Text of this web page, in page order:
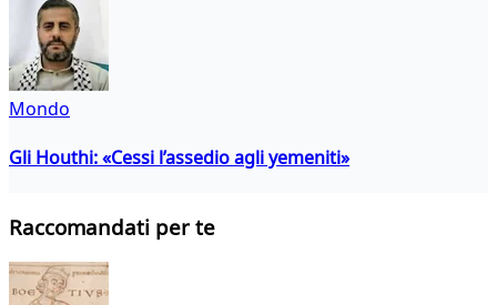
Mondo
Gli Houthi: «Cessi l’assedio agli yemeniti»
Raccomandati per te